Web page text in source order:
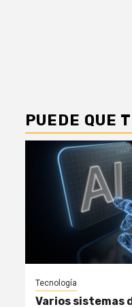
PUEDE QUE
Tecnología
Varios sistemas